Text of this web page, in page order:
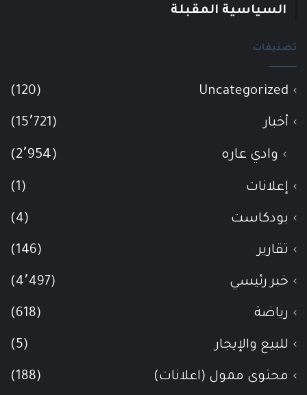
السياسية المقبلة
تصنيفات
Uncategorized
(120)
أخبار (15٬721)
وادي عاره (2٬954)
إعلانات (1)
بودكاست (4)
تقارير (146)
خبر رئيسي (4٬497)
رياضة (618)
للبيع والإيجار (5)
محتوى ممول (اعلانات) (188)